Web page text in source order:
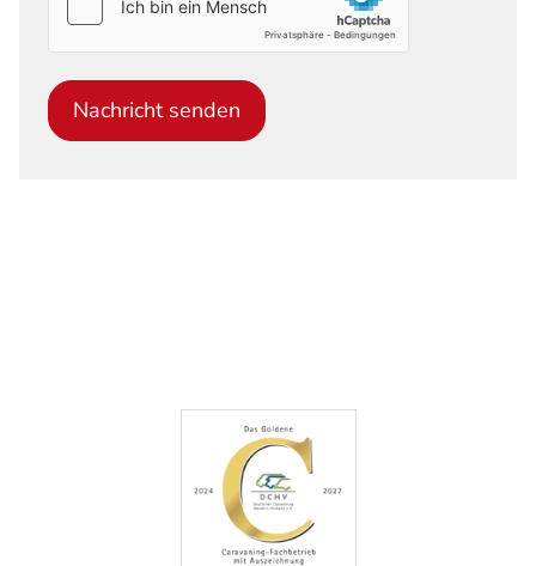
Nachricht senden